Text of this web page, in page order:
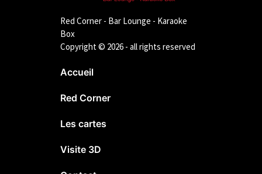
Red Corner - Bar Lounge - Karaoke
Box
Copyright © 2026 - all rights reserved
Accueil
Red Corner
Les cartes
Visite 3D